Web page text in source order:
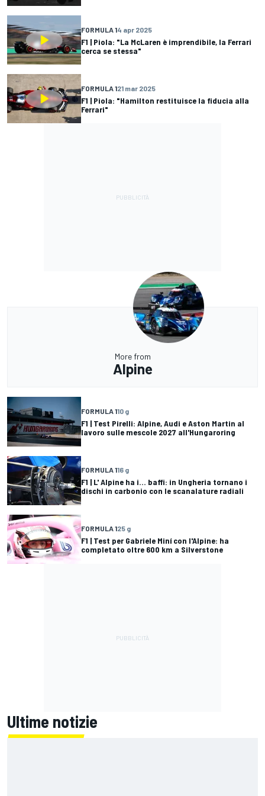
FORMULA 14 apr 2025
F1 | Piola: "La McLaren è imprendibile, la Ferrari
cerca se stessa"
FORMULA 121 mar 2025
F1 | Piola: "Hamilton restituisce la fiducia alla
Ferrari"
More from
Alpine
FORMULA 110 g
F1 | Test Pirelli: Alpine, Audi e Aston Martin al
lavoro sulle mescole 2027 all'Hungaroring
FORMULA 116 g
F1 | L' Alpine ha i... baffi: in Ungheria tornano i
dischi in carbonio con le scanalature radiali
FORMULA 125 g
F1 | Test per Gabriele Miní con l'Alpine: ha
completato oltre 600 km a Silverstone
Ultime notizie